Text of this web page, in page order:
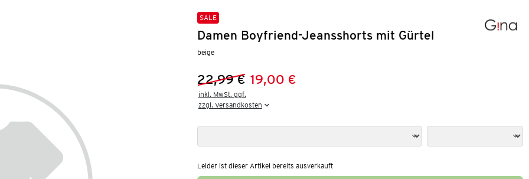
SALE
Damen Boyfriend-Jeansshorts mit Gürtel
beige
Vorheriger Preis:
22,99 €
Neuer Preis:19,00 €
inkl. MwSt. ggf.
zzgl. Versandkosten
Leider ist dieser Artikel bereits ausverkauft